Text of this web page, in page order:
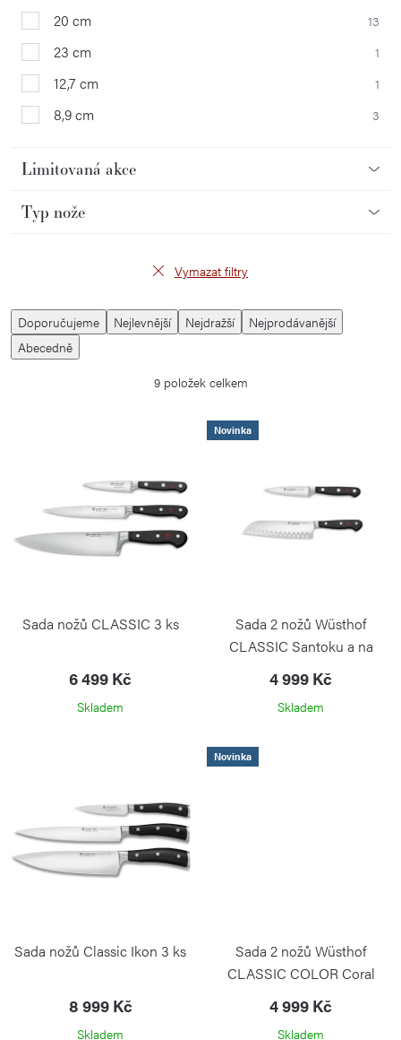
20 cm 13
23 cm 1
12,7 cm 1
8,9 cm 3
Limitovaná akce
Typ nože
Vymazat filtry
V
ý
p
d
Ř
a
z
o
Doporučujeme Nejlevnější Nejdražší
Nejprodávanější
Abecedně
9položek celkem
Sada nožů CLASSIC 3 ks
6 499 Kč
Skladem
Novinka
Sada 2 nožů Wüsthof
CLASSIC Santoku a na
zeleninu PS
4 999 Kč
Skladem
Sada nožů Classic Ikon 3 ks
8 999 Kč
Skladem
Novinka
Sada 2 nožů Wüsthof
CLASSIC COLOR Coral
Peach santoku a na zeleninu
PS
4 999 Kč
Skladem